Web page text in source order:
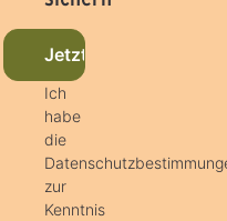
Jetzt beim
Ich
habe
die
zur
Kenntnis